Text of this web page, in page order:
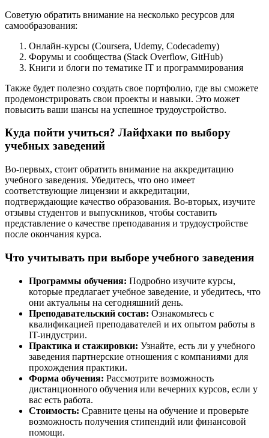
Советую обратить внимание на несколько ресурсов для
самообразования:
Онлайн-курсы (Coursera, Udemy, Codecademy)
Форумы и сообщества (Stack Overflow, GitHub)
Книги и блоги по тематике IT и программирования
Также будет полезно создать свое портфолио, где вы сможете
продемонстрировать свои проекты и навыки. Это может
повысить ваши шансы на успешное трудоустройство.
Куда пойти учиться? Лайфхаки по выбору
учебных заведений
Во-первых, стоит обратить внимание на аккредитацию
учебного заведения. Убедитесь, что оно имеет
соответствующие лицензии и аккредитации,
подтверждающие качество образования. Во-вторых, изучите
отзывы студентов и выпускников, чтобы составить
представление о качестве преподавания и трудоустройстве
после окончания курса.
Что учитывать при выборе учебного заведения
Программы обучения: Подробно изучите курсы,
которые предлагает учебное заведение, и убедитесь, что
они актуальны на сегодняшний день.
Преподавательский состав: Ознакомьтесь с
квалификацией преподавателей и их опытом работы в
IT-индустрии.
Практика и стажировки: Узнайте, есть ли у учебного
заведения партнерские отношения с компаниями для
прохождения практики.
Форма обучения: Рассмотрите возможность
дистанционного обучения или вечерних курсов, если у
вас есть работа.
Стоимость: Сравните цены на обучение и проверьте
возможность получения стипендий или финансовой
помощи.